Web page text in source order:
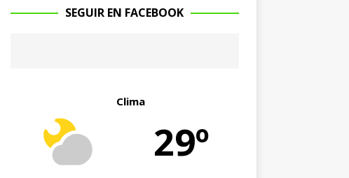
SEGUIR EN FACEBOOK
Clima
29º